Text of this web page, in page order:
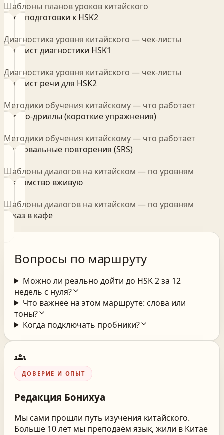
Шаблоны планов уроков китайского
Урок подготовки к HSK2
Диагностика уровня китайского — чек‑листы
Чек‑лист диагностики HSK1
Диагностика уровня китайского — чек‑листы
Чек‑лист речи для HSK2
Методики обучения китайскому — что работает
Микро‑дриллы (короткие упражнения)
Методики обучения китайскому — что работает
Интервальные повторения (SRS)
Шаблоны диалогов на китайском — по уровням
Знакомство вживую
Шаблоны диалогов на китайском — по уровням
Заказ в кафе
Вопросы по маршруту
Можно ли реально дойти до HSK 2 за 12
недель с нуля?
Что важнее на этом маршруте: слова или
тоны?
Когда подключать пробники?
groups
ДОВЕРИЕ И ОПЫТ
Редакция Бонихуа
Мы сами прошли путь изучения китайского.
Больше 10 лет мы преподаём язык, жили в Китае